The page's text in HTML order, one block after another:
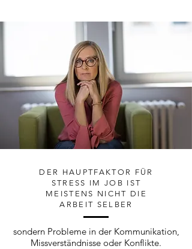
sondern Probleme in der Kommunikation,
Missverständnisse oder Konflikte.
DER HAUPTFAKTOR FÜR
STRESS IM JOB IST
MEISTENS NICHT DIE
ARBEIT SELBER